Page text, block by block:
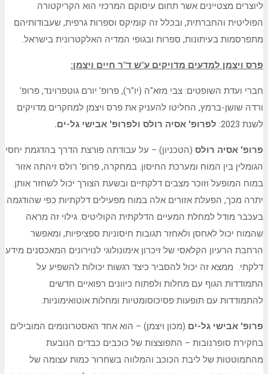
ליוצרים מצטיינים אשר תחום עיסוקם המרכזי הוא הקריקטורה
הפוליטית והחברתית, ובכלל זה קומיקס וספרות גרפית, שעבודותיהם
מתפרסמות בעיתונות, ספרות ובגופי המדיה האלקטרונית בישראל.
פרס ויצמן למדעים מדויקים ע"ש ד"ר חיים ויצמן:
חברי ועדת השופטים: צבי מזא"ה (יו"ר), פרופ' יורם גוטפרוינד, פרופ'
ורדה שושן-ברמץ, החליטו להעניק את פרס ויצמן למחקרים מדויקים
לשנת 2023:
לפרופ' אסיה רולס ולפרופ' אבישי גל-ים.
פרופ' אסיה רולס (הטכניון) – על עבודתה פורצת הדרך בהדגמת יחסי
הגומלין בין המוח ומערכת החיסון. במחקרה, פרופ' רולס זיהתה אזור
במוח המופעל וזוכר מצבים דלקתיים ובשעת הצורך יכול לשחזר אותן.
יתרה מכך, הפעלת אזורים אלה במוח מפעילים דלקתיות כפי שהודגמה
בעכבר מודל למחלת המעיים הדלקתית הקוליטיס. גילוי זה מראה
שהמוח יכול לאחסן ולאחזר תגובות חיסוניות ספציפיות, ומאפשר
הרחבת הרעיון הקלאסי של זיכרון אימונולוגי לנוירונים המאכסנים מידע
דלקתי. ממצא זה יכול להסביר כיצד רגשות יכולות להשפיע על
התמודדות הגוף עם מחלות ולפתוח כיוונים רפואיים חדשים
להתמודדות עם תופעות פסיכוסומטיות ומחלות אוטואימוניות.
פרופ' אבישי גל-ים (מכון ויצמן) – הוא אחד האסטרונומים המובילים
בחקירת סופרנובות – התפוצצות של כוכבים כבדים הנובעת
מהתמוטטות של ליבת הכוכב והמלווה בשחרור כמות עצומה של